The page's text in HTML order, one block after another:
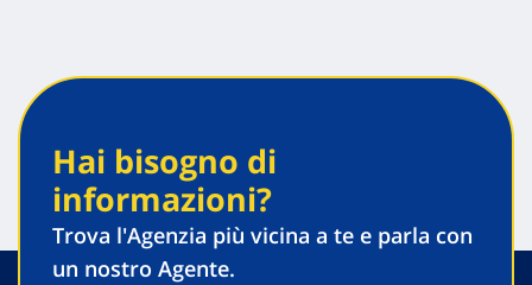
Hai bisogno di
informazioni?
Trova l'Agenzia più vicina a te e parla con
un nostro Agente.